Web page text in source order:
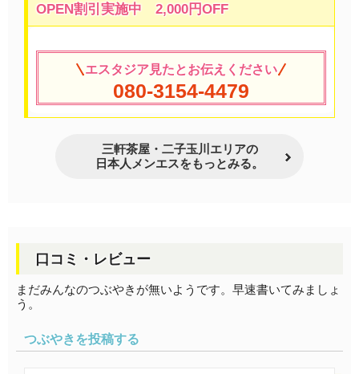
OPEN割引実施中 2,000円OFF
エスタジア見たとお伝えください
080-3154-4479
三軒茶屋・二子玉川エリアの
日本人メンエスをもっとみる。
口コミ・レビュー
まだみんなのつぶやきが無いようです。早速書いてみましょ
う。
つぶやきを投稿する